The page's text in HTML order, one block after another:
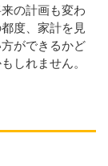
の計画も変わ
度、家計を見
ができるかど
しれません。